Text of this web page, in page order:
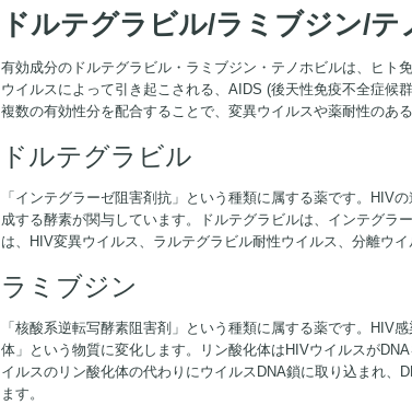
ドルテグラビル/ラミブジン/
有効成分のドルテグラビル・ラミブジン・テノホビルは、ヒ
ウイルスによって引き起こされる、AIDS (後天性免疫不全症候
複数の有効性分を配合することで、変異ウイルスや薬耐性のあ
ドルテグラビル
「インテグラーゼ阻害剤抗」という種類に属する薬です。HIV
成する酵素が関与しています。ドルテグラビルは、インテグ
は、HIV変異ウイルス、ラルテグラビル耐性ウイルス、分離ウ
ラミブジン
「核酸系逆転写酵素阻害剤」という種類に属する薬です。HIV
体」という物質に変化します。リン酸化体はHIVウイルスが
イルスのリン酸化体の代わりにウイルスDNA鎖に取り込まれ
ます。